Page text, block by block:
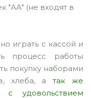
"АА" (не входят в
играть с кассой и
процесс работы
покупку наборами
хлеба, атак же
удовольствием